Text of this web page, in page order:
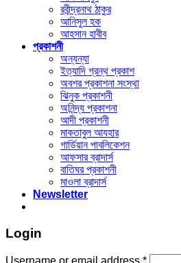
রবীন্দ্রনাথ ঠাকুর
আনিসুল হক
আহসান হাবীব
প্রকাশনী
অন্যন্যা
ইত্যাদি গ্রন্থ প্রকাশ
অবশর প্রকাশনা সংস্থা
ঝিনুক প্রকাশনী
অনিন্দ্য প্রকাশনা
আদী প্রকাশনী
মাকতাবুল আযহার
গার্ডিয়ান পাবলিকেশন
আফসার ব্রাদার্স
বাতিঘর প্রকাশনী
মাওলা ব্রাদার্স
Newsletter
Login
Username or email address *